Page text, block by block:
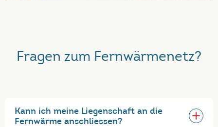
Fragen zum Fernwärmenetz?
Kann ich meine Liegenschaft an die
Fernwärme anschliessen?